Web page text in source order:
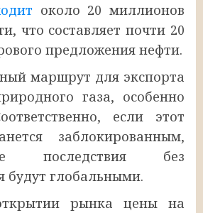
около 20 миллионов
что составляет почти 20
предложения нефти.
маршрут для экспорта
газа, особенно
если этот
заблокированным,
последствия без
будут глобальными.
рынка цены на